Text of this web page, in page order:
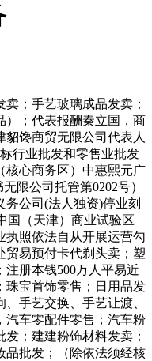
；手艺玻璃成品发卖；
）；代表报酬秦立国，商
馋商贸无限公司代表人
行业批发和零售业批发
核心商务区）中惠熙元广
限公司托管第0202号）
务公司(法人独资)停业刻
国（天津）商业试验区
执照依法自从开展运营勾
贸易预付卡代剃头卖；塑
册本钱500万人平易近
珠宝首饰零售；日用品发
手艺交换、手艺让渡、
汽车零配件零售；汽车粉
；建建粉饰材料发卖；
品批发；（除依法须经核